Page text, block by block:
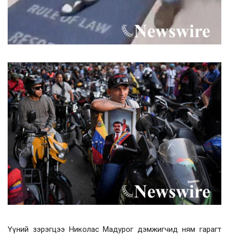
Үүний зэрэгцээ Николас Мадурог дэмжигчид ням гарагт